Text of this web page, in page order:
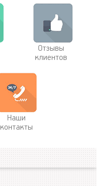
Отзывы
клиентов
Наши
контакты